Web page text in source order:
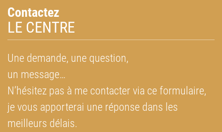
Contactez
LE CENTRE
Une demande, une question,
un message…
N’hésitez pas à me contacter via ce formulaire,
je vous apporterai une réponse dans les
meilleurs délais.